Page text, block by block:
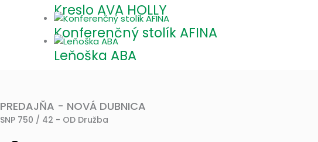
Kreslo AVA HOLLY
Konferenčný stolík AFINA
Leňoška ABA
PREDAJŇA - NOVÁ DUBNICA
SNP 750 / 42 - OD Družba